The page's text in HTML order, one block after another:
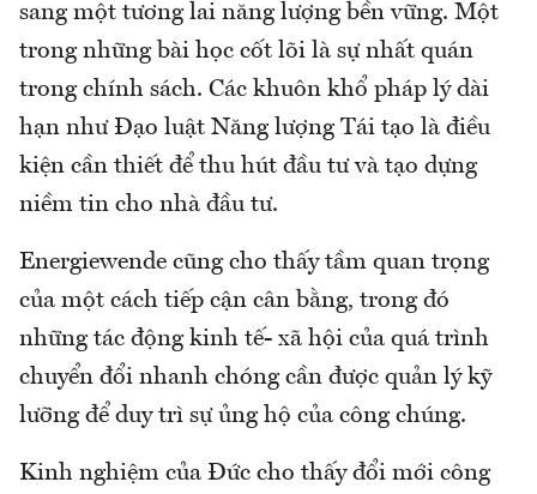
sang một tương lai năng lượng bền vững. Một
trong những bài học cốt lõi là sự nhất quán
trong chính sách. Các khuôn khổ pháp lý dài
hạn như Đạo luật Năng lượng Tái tạo là điều
kiện cần thiết để thu hút đầu tư và tạo dựng
niềm tin cho nhà đầu tư.
Energiewende cũng cho thấy tầm quan trọng
của một cách tiếp cận cân bằng, trong đó
những tác động kinh tế- xã hội của quá trình
chuyển đổi nhanh chóng cần được quản lý kỹ
lưỡng để duy trì sự ủng hộ của công chúng.
Kinh nghiệm của Đức cho thấy đổi mới công